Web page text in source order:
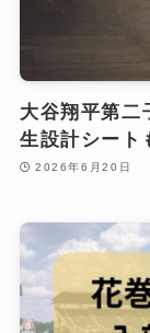
大谷翔平第二
生設計シート
2026年6月20日